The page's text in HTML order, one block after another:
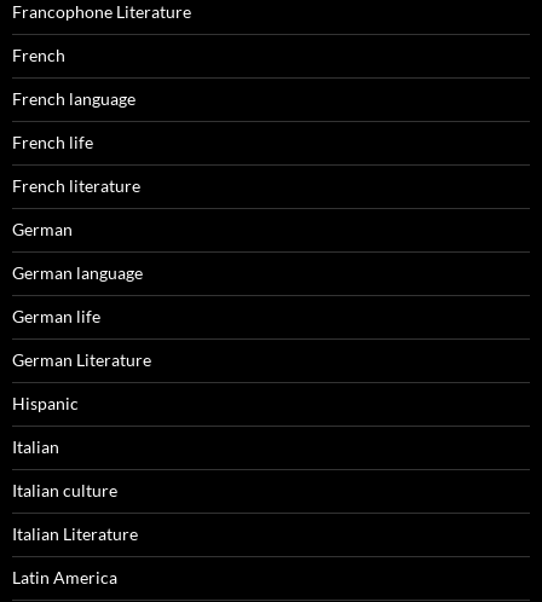
Francophone Literature
French
French language
French life
French literature
German
German language
German life
German Literature
Hispanic
Italian
Italian culture
Italian Literature
Latin America